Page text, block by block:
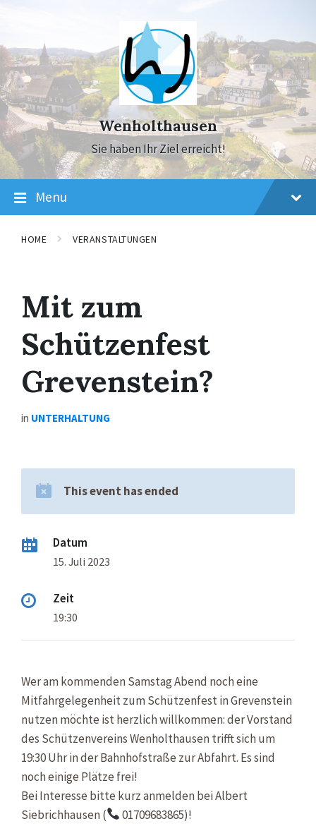
navigation
Wenholthausen
Sie haben Ihr Ziel erreicht!
Menu
HOME VERANSTALTUNGEN
Mit zum
Schützenfest
Grevenstein?
in UNTERHALTUNG
This event has ended
Datum
15. Juli 2023
Zeit
19:30
Wer am kommenden Samstag Abend noch eine
Mitfahrgelegenheit zum Schützenfest in Grevenstein
nutzen möchte ist herzlich willkommen: der Vorstand
des Schützenvereins Wenholthausen trifft sich um
19:30 Uhr in der Bahnhofstraße zur Abfahrt. Es sind
noch einige Plätze frei!
Bei Interesse bitte kurz anmelden bei Albert
Siebrichhausen (
01709683865)!